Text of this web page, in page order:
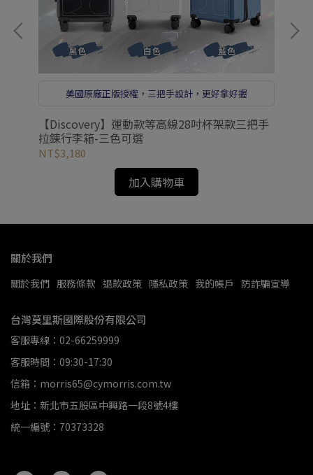
美國原廠正版授權，三把手設計，更好拿好握
【Discovery】運動款等高線28吋杯架款三把手
拉錬行李箱-三色可選
NT$3,180
加入購物車
關於我們
關於我們 服務條款 退款政策 隱私政策 我的帳戶 防詐騙宣導
台灣莫里斯國際股份有限公司
客服專線：02-66259999
客服時間：09:30-17:30
信箱：morris65@cymorris.com.tw
地址：新北市五股區中興路一段8號4樓
統一編號：70373328